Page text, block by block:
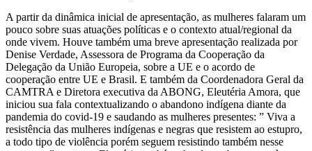
A partir da dinâmica inicial de apresentação, as mulheres falaram um
pouco sobre suas atuações políticas e o contexto atual/regional da
onde vivem. Houve também uma breve apresentação realizada por
Denise Verdade, Assessora de Programa da Cooperação da
Delegação da União Europeia, sobre a UE e o acordo de
cooperação entre UE e Brasil. E também da Coordenadora Geral da
CAMTRA e Diretora executiva da ABONG, Eleutéria Amora, que
iniciou sua fala contextualizando o abandono indígena diante da
pandemia do covid-19 e saudando as mulheres presentes: ” Viva a
resistência das mulheres indígenas e negras que resistem ao estupro,
a todo tipo de violência porém seguem resistindo também nesse